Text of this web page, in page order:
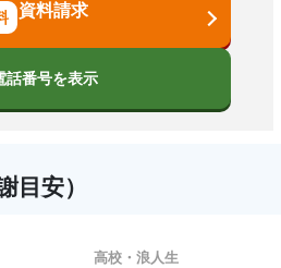
資料請求
話番号を表示
目安）
高校・浪人生